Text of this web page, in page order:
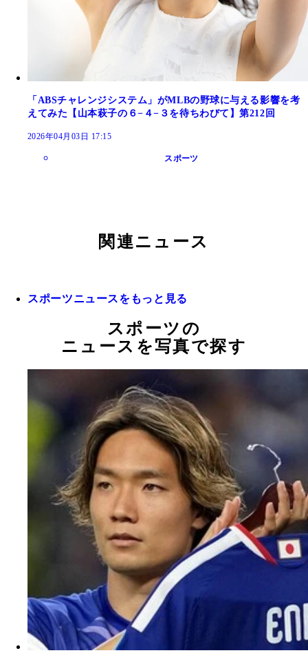
「ABSチャレンジシステム」がMLBの野球に与える影響を考
えてみた【山本萩子の６−４−３を待ちわびて】第212回
2026年04月03日 17:15
スポーツ
関連ニュース
スポーツニュースをもっと見る
スポーツの
ニュースを写真で探す